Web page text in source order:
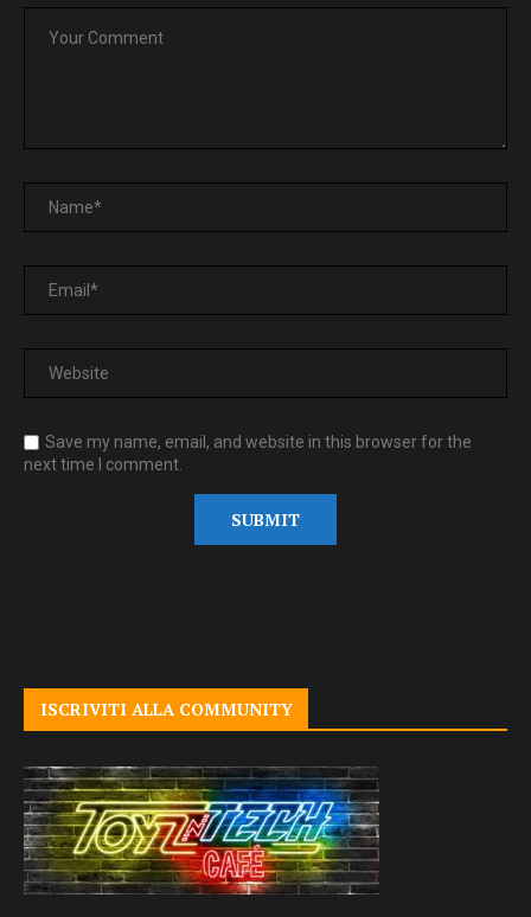
Save my name, email, and website in this browser for the
next time I comment.
ISCRIVITI ALLA COMMUNITY